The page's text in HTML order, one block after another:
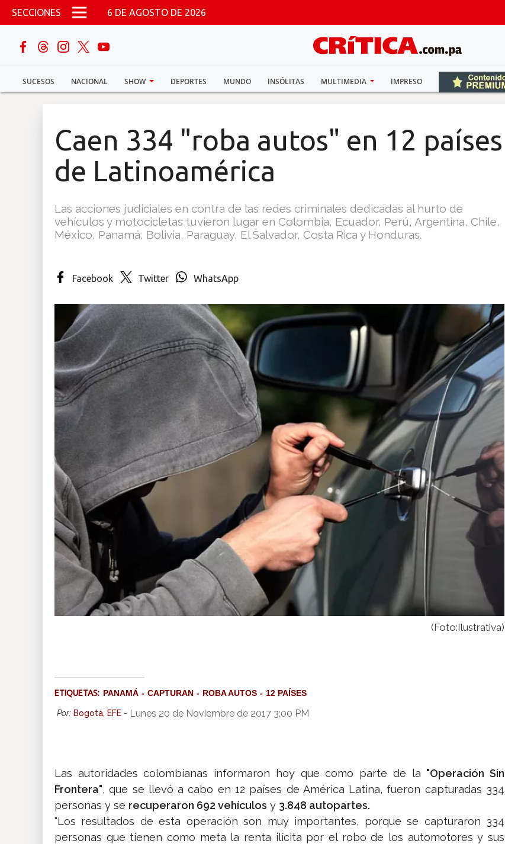
Pasar al contenido principal
SECCIONES 6 DE AGOSTO DE 2026
SUCESOS NACIONAL SHOW DEPORTES MUNDO INSÓLITAS MULTIMEDIA IMPRESO
buscar
Sucesos
Caen 334 "roba autos" en 12 países
de Latinoamérica
Las acciones judiciales en contra de las redes criminales dedicadas al hurto de
vehículos y motocicletas tuvieron lugar en Colombia, Ecuador, Perú, Argentina, Chile,
México, Panamá, Bolivia, Paraguay, El Salvador, Costa Rica y Honduras.
Facebook Twitter WhatsApp
(Foto:Ilustrativa)
ETIQUETAS: PANAMÁ CAPTURAN ROBA AUTOS 12 PAÍSES
Por: Bogotá, EFE - Lunes 20 de Noviembre de 2017 3:00 PM
Las autoridades colombianas informaron hoy que como parte de la "Operación Sin
Frontera", que se llevó a cabo en 12 países de América Latina, fueron capturadas 334
personas y se recuperaron 692 vehículos y 3.848 autopartes.
"Los resultados de esta operación son muy importantes, porque se capturaron 334
personas que tienen como meta la renta ilícita por el robo de los automotores y sus